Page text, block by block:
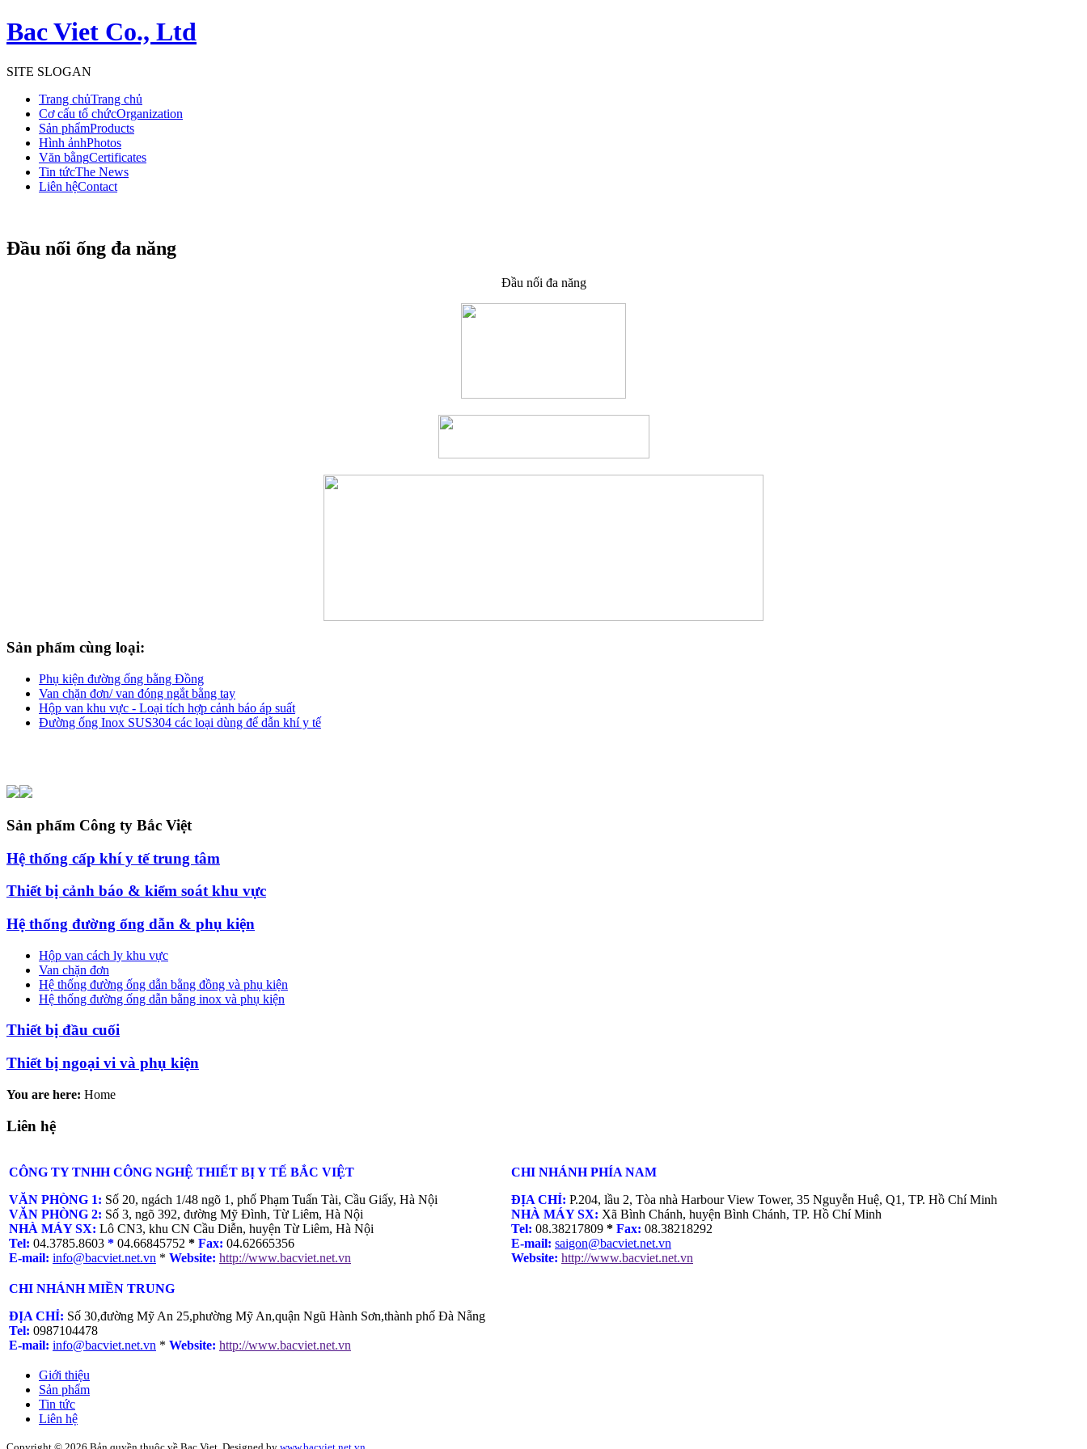
Bac Viet Co., Ltd
SITE SLOGAN
Trang chủTrang chủ
Cơ cấu tổ chứcOrganization
Sản phẩmProducts
Hình ảnhPhotos
Văn bằngCertificates
Tin tứcThe News
Liên hệContact
Đầu nối ống đa năng
Đầu nối đa năng
Sản phẩm cùng loại:
Phụ kiện đường ống bằng Đồng
Van chặn đơn/ van đóng ngắt bằng tay
Hộp van khu vực - Loại tích hợp cảnh báo áp suất
Đường ống Inox SUS304 các loại dùng để dẫn khí y tế
Sản phẩm Công ty Bắc Việt
Hệ thống cấp khí y tế trung tâm
Thiết bị cảnh báo & kiểm soát khu vực
Hệ thống đường ống dẫn & phụ kiện
Hộp van cách ly khu vực
Van chặn đơn
Hệ thống đường ống dẫn bằng đồng và phụ kiện
Hệ thống đường ống dẫn bằng inox và phụ kiện
Thiết bị đầu cuối
Thiết bị ngoại vi và phụ kiện
You are here: Home
Liên hệ
CÔNG TY TNHH CÔNG NGHỆ THIẾT BỊ Y TẾ BẮC VIỆT
VĂN PHÒNG 1: Số 20, ngách 1/48 ngõ 1, phố Phạm Tuấn Tài, Cầu Giấy, Hà Nội
VĂN PHÒNG 2: Số 3, ngõ 392, đường Mỹ Đình, Từ Liêm, Hà Nội
NHÀ MÁY SX: Lô CN3, khu CN Cầu Diễn, huyện Từ Liêm, Hà Nội
Tel: 04.3785.8603 * 04.66845752 * Fax: 04.62665356
E-mail: info@bacviet.net.vn * Website: http://www.bacviet.net.vn
CHI NHÁNH PHÍA NAM
ĐỊA CHỈ: P.204, lầu 2, Tòa nhà Harbour View Tower, 35 Nguyễn Huệ, Q1, TP. Hồ Chí Minh
NHÀ MÁY SX: Xã Bình Chánh, huyện Bình Chánh, TP. Hồ Chí Minh
Tel: 08.38217809 * Fax: 08.38218292
E-mail: saigon@bacviet.net.vn
Website: http://www.bacviet.net.vn
CHI NHÁNH MIỀN TRUNG
ĐỊA CHỈ: Số 30,đường Mỹ An 25,phường Mỹ An,quận Ngũ Hành Sơn,thành phố Đà Nẵng
Tel: 0987104478
E-mail: info@bacviet.net.vn * Website: http://www.bacviet.net.vn
Giới thiệu
Sản phẩm
Tin tức
Liên hệ